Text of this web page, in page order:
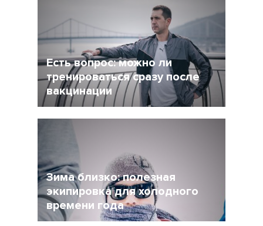
сезона у многих возникает вопрос: как
сделать перерыв в беге, но и не растерять
Есть вопрос: можно ли
тренироваться сразу после
вакцинации
стать частью нормальной жизни.
Зима близко: полезная
экипировка для холодного
времени года